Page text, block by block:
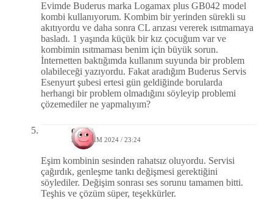
Evimde Buderus marka Logamax plus GB042 model
kombi kullanıyorum. Kombim bir yerinden sürekli su
akıtıyordu ve daha sonra CL arızası vererek ısıtmamaya
basladı. 1 yaşında küçük bir kız çocuğum var ve
kombimin ısıtmaması benim için büyük sorun.
İnternetten baktığımda kullanım suyunda bir problem
olabileceği yazıyordu. Fakat aradığım Buderus Servis
Esenyurt şubesi ertesi gün geldiğinde borularda
herhangi bir problem olmadığını söyleyip problemi
çözemediler ne yapmalıyım?
ender
21 KASIM 2024 / 23:24
Eşim kombinin sesinden rahatsız oluyordu. Servisi
çağırdık, genleşme tankı değişmesi gerektiğini
söylediler. Değişim sonrası ses sorunu tamamen bitti.
Teşhis ve çözüm süper, teşekkürler.